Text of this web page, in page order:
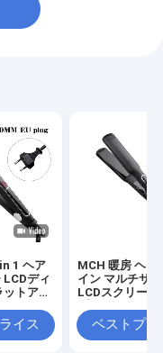
1 ヘア
LCDディ
トアイ
パネル
イス
MCH 暖房 ヘア
イン マルチサ
LCDスクリーン
のツール
ベストプラ